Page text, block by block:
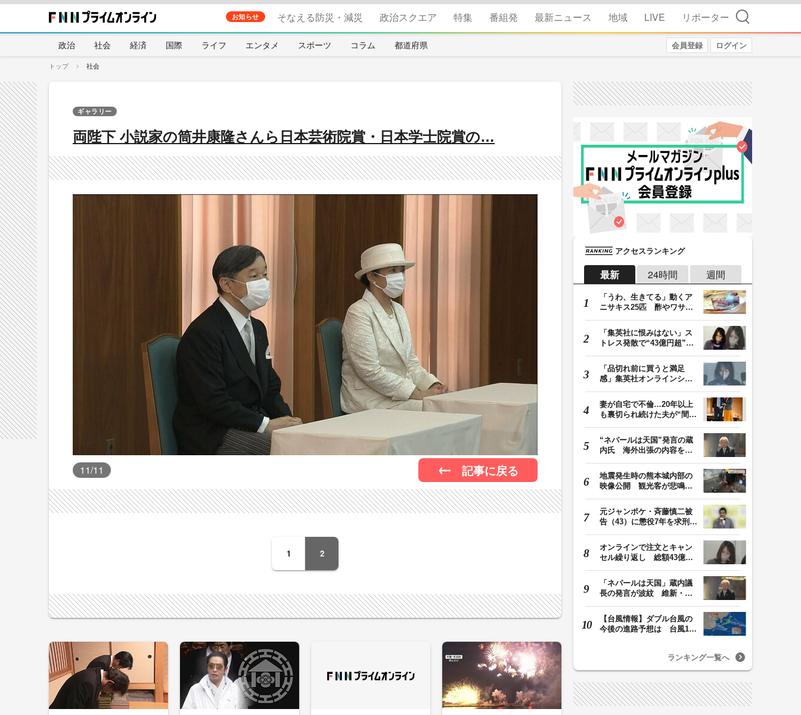
お知らせ そなえる防災・減災 政治スクエア 特集 番組発 最新ニュース 地域 LIVE リポーター 検索
政治 社会 経済 国際 ライフ エンタメ スポーツ コラム 都道府県 会員登録 ログイン
トップ 社会
両陛下 小説家の筒井康隆さんら日本芸術院賞・日本学士院賞の…
ギャラリー
11/11 記事に戻る
1 2
アクセスランキング
最新 24時間 週間
「うわ、生きてる」動くア
ニサキス25匹 酢やワサビ
「集英社に恨みはない」ス
トレス発散で“43億円超”の
「品切れ前に買うと満足
感」集英社オンラインショ
妻が自宅で不倫…20年以上
も裏切られ続けた夫が“間
“ネパールは天国”発言の蔵
内氏 海外出張の内容を説
地震発生時の熊本城内部の
映像公開 観光客が悲鳴…
元ジャンポケ・斉藤慎二被
告（43）に懲役7年を求刑
オンラインで注文とキャン
セル繰り返し 総額43億円
「ネパールは天国」蔵内議
長の発言が波紋 維新・吉
【台風情報】ダブル台風の
今後の進路予想は 台風13
ランキング一覧へ